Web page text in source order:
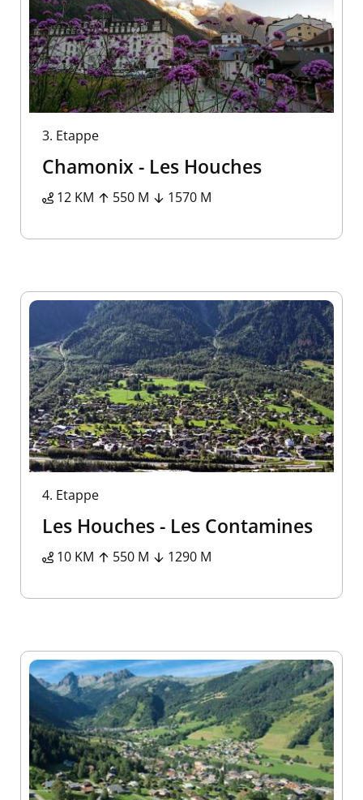
3. Etappe
Chamonix - Les Houches
12 KM 550 M 1570 M
4. Etappe
Les Houches - Les Contamines
10 KM 550 M 1290 M